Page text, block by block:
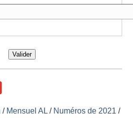
Valider
/ Mensuel AL / Numéros de 2021 /